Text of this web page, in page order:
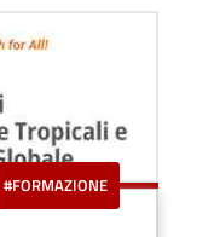
#FORMAZIONE